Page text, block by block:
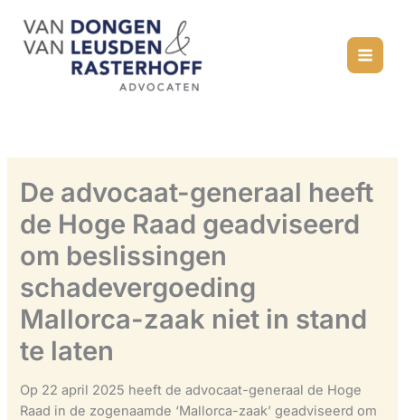
naar
De advocaat-generaal heeft
de Hoge Raad geadviseerd
om beslissingen
schadevergoeding
Mallorca-zaak niet in stand
te laten
Op 22 april 2025 heeft de advocaat-generaal de Hoge
Raad in de zogenaamde ‘Mallorca-zaak’ geadviseerd om